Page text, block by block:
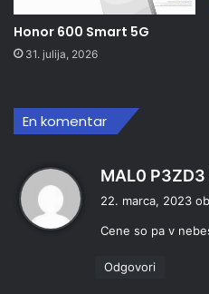
Honor 600 Smart 5G
31. julija, 2026
En komentar
MAL0 P3ZD3
22. marca, 2023
Cene so pa v
Odgovori